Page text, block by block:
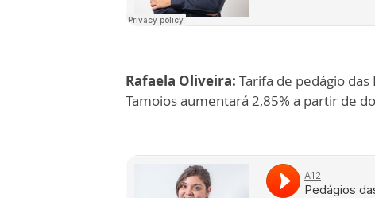
Rafaela Oliveira: Tarifa de pedágio
Tamoios aumentará 2,85% a partir de